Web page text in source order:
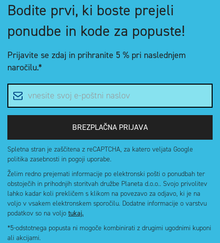
Bodite prvi, ki boste prejeli
ponudbe in kode za popuste!
Prijavite se zdaj in prihranite 5 % pri naslednjem
naročilu.*
BREZPLAČNA PRIJAVA
Spletna stran je zaščitena z reCAPTCHA, za katero veljata Google
politika zasebnosti in pogoji uporabe.
Želim redno prejemati informacije po elektronski pošti o ponudbah ter
obstoječih in prihodnjih storitvah družbe Planeta d.o.o.. Svojo privolitev
lahko kadar koli prekličem s klikom na povezavo za odjavo, ki je na
voljo v vsakem elektronskem sporočilu. Dodatne informacije o varstvu
podatkov so na voljo tukaj.
*5-odstotnega popusta ni mogoče kombinirati z drugimi ugodnimi kuponi
ali akcijami.